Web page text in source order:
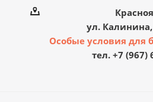
ул. Калинина,
Особые условия для
тел. +7 (967)